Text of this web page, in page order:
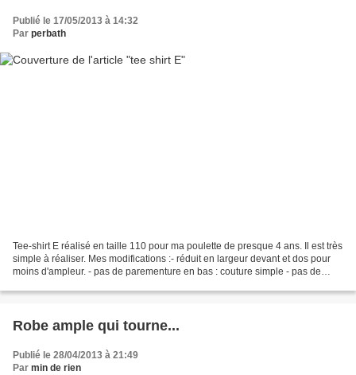
Publié le 17/05/2013 à 14:32
Par perbath
Tee-shirt E réalisé en taille 110 pour ma poulette de presque 4 ans. Il est très
simple à réaliser. Mes modifications :- réduit en largeur devant et dos pour
moins d'ampleur. - pas de parementure en bas : couture simple - pas de
Robe ample qui tourne...
Publié le 28/04/2013 à 21:49
Par min de rien